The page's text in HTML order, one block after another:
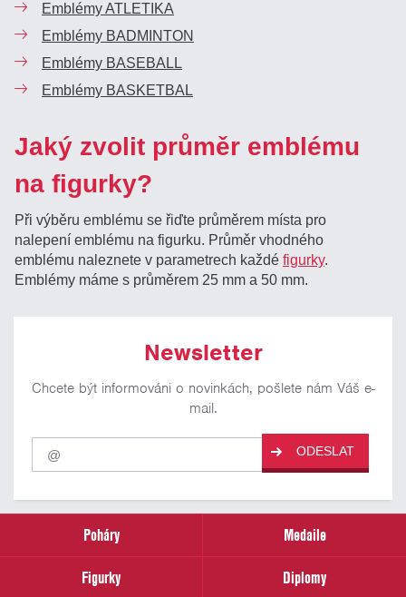
Emblémy ATLETIKA
Emblémy BADMINTON
Emblémy BASEBALL
Emblémy BASKETBAL
Jaký zvolit průměr emblému
na figurky?
Při výběru emblému se řiďte průměrem místa pro
nalepení emblému na figurku. Průměr vhodného
emblému naleznete v parametrech každéfigurky.
Emblémy máme s průměrem 25 mm a 50 mm.
Newsletter
Chcete být informováni o novinkách, pošlete nám Váš e-
mail.
Pro
odběr
našich
email
ODESLAT
Poháry
Medaile
Figurky
Diplomy